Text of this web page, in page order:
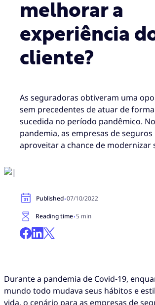
melhorar a
experiência
cliente?
As seguradoras obtiveram uma
sem precedentes de atuar de
sucedida no período pandêmico.
pandemia, as empresas de
aproveitar a chance de modernizar
Published·07/10/2022
Reading time·5 min
Durante a pandemia de Covid-19,
mundo todo mudava seus hábitos e
vida, o cenário para as empresas de